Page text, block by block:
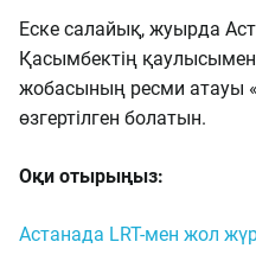
Еске салайық, жуырда
Қасымбектің
жобасының ресми атауы
өзгертілген болатын.
Оқи отырыңыз:
Астанада LRT-мен жол